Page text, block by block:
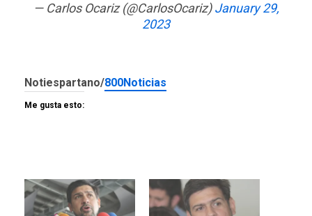
— Carlos Ocariz (@CarlosOcariz)January 29,
2023
Notiespartano/800Noticias
Me gusta esto: